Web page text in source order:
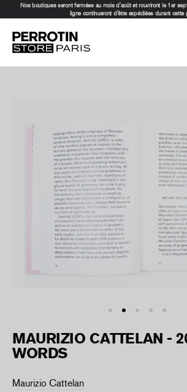
Nos boutiques seront fermées au mois d'août et rouvriront le 1er
ligne continueront d'être expédiées durant cette
MAURIZIO CATTELAN -
WORDS
Maurizio Cattelan